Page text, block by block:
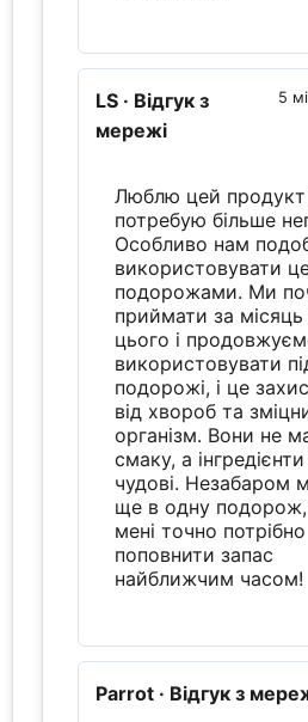
5
LS · Відгук з
мережі
Люблю цей продукт
потребую більше
Особливо нам
використовувати
подорожами. Ми
приймати за
цього і
використовувати
подорожі, і це
від хвороб та
організм. Вони не
смаку, а
чудові. Незабаром
ще в одну
мені точно потрібно
поповнити запас
найближчим часом!
Parrot · Відгук з